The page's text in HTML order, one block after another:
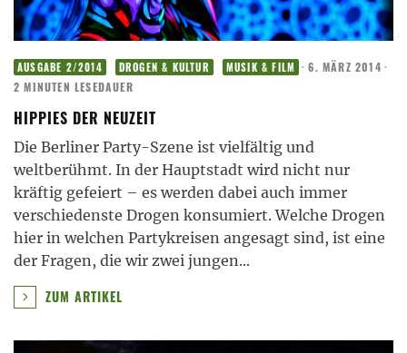
AUSGABE 2/2014 DROGEN & KULTUR MUSIK & FILM · 6. MÄRZ 2014 ·
2 MINUTEN LESEDAUER
HIPPIES DER NEUZEIT
Die Berliner Party-Szene ist vielfältig und
weltberühmt. In der Hauptstadt wird nicht nur
kräftig gefeiert – es werden dabei auch immer
verschiedenste Drogen konsumiert. Welche Drogen
hier in welchen Partykreisen angesagt sind, ist eine
der Fragen, die wir zwei jungen...
ZUM ARTIKEL